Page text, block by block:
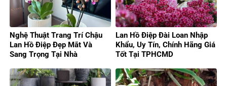
Nghệ Thuật Trang Trí Chậu
Lan Hồ Điệp Đẹp Mắt Và
Sang Trọng Tại Nhà
Lan Hồ Điệp Đài Loan Nhập
Khẩu, Uy Tín, Chính Hãng Giá
Tốt Tại TPHCMD